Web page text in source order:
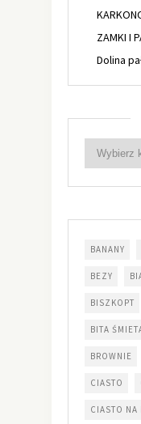
ZAMKI I
Dolina
BANANY
BEZY
BISZKOPT
BITA
BROWNIE
CIASTO
CIASTO